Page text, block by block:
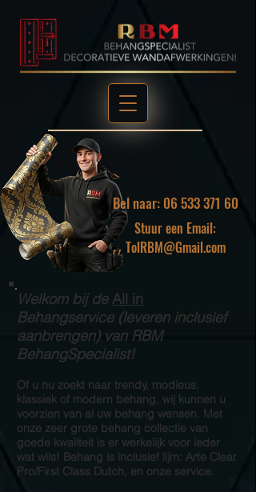
Stuur een Email:
TolRBM@Gmail.com
Bel naar: 06 533 371 60
Welkom bij deAll in
Behangservice (leveren inclusief
aanbrengen) van RBM
BehangSpecialist!
Of u nu zoekt naar trendy, modieus,
klassiek of modern behang, wij kunnen u
voorzien van al uw behang wensen. Met
onze zeer grote behang collectie van
goede kwaliteit is er werkelijk voor ieder
wat wils! Behang is inclusief lijm: Arte Clear
Pro/First Class Dutch, en onze service.